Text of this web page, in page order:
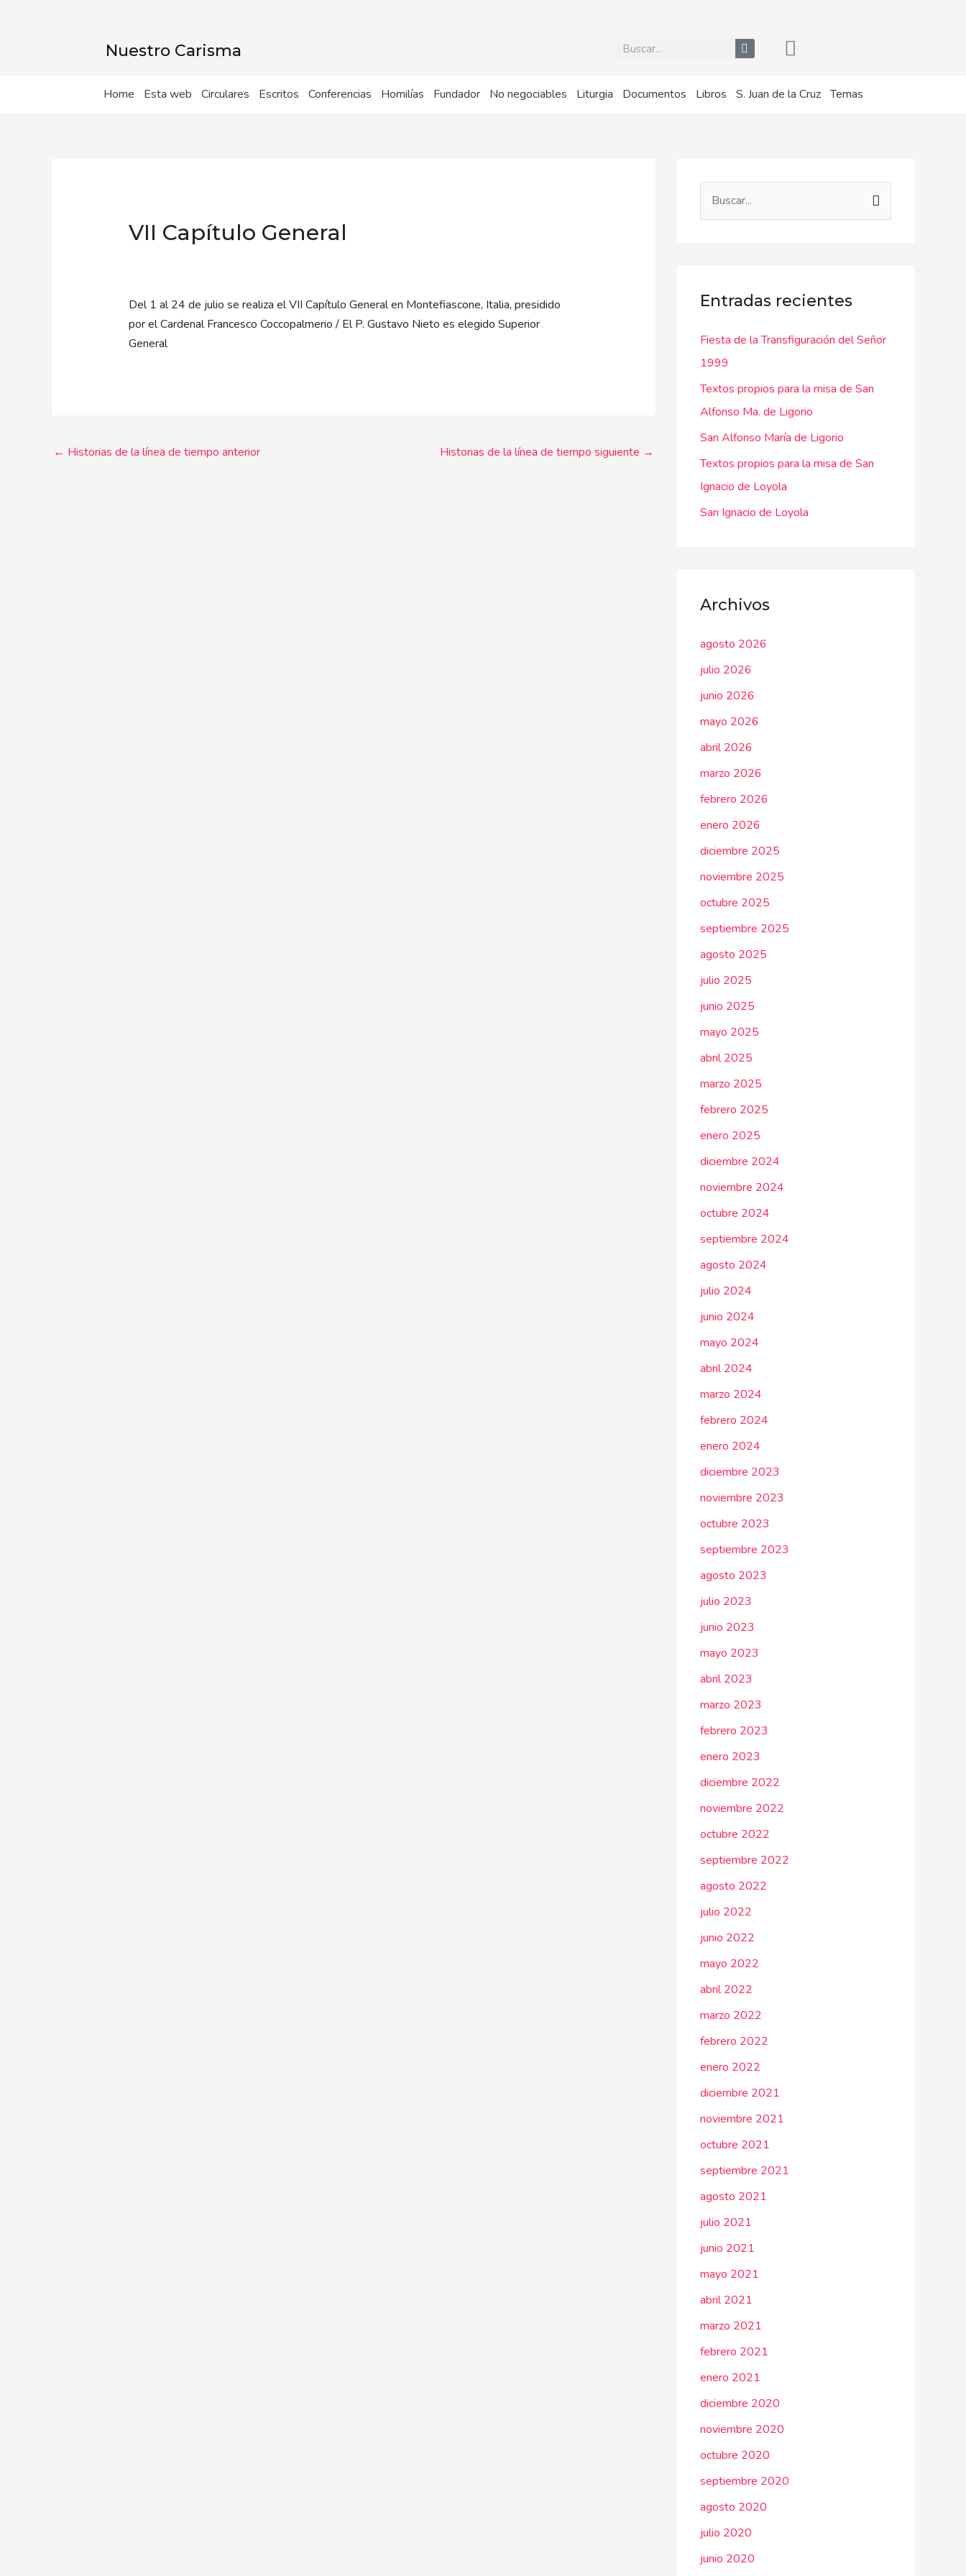
Nuestro Carisma
Home Esta web Circulares Escritos Conferencias Homilías Fundador No negociables Liturgia Documentos Libros S. Juan de la Cruz Temas
VII Capítulo General
Del 1 al 24 de julio se realiza el VII Capítulo General en Montefiascone, Italia, presidido
por el Cardenal Francesco Coccopalmerio / El P. Gustavo Nieto es elegido Superior
General
← Historias de la línea de tiempo anterior Historias de la línea de tiempo siguiente →
a
p
o
r
:
Entradas recientes
Fiesta de la Transfiguración del Señor
1999
Textos propios para la misa de San
Alfonso Ma. de Ligorio
San Alfonso María de Ligorio
Textos propios para la misa de San
Ignacio de Loyola
San Ignacio de Loyola
Archivos
agosto 2026
julio 2026
junio 2026
mayo 2026
abril 2026
marzo 2026
febrero 2026
enero 2026
diciembre 2025
noviembre 2025
octubre 2025
septiembre 2025
agosto 2025
julio 2025
junio 2025
mayo 2025
abril 2025
marzo 2025
febrero 2025
enero 2025
diciembre 2024
noviembre 2024
octubre 2024
septiembre 2024
agosto 2024
julio 2024
junio 2024
mayo 2024
abril 2024
marzo 2024
febrero 2024
enero 2024
diciembre 2023
noviembre 2023
octubre 2023
septiembre 2023
agosto 2023
julio 2023
junio 2023
mayo 2023
abril 2023
marzo 2023
febrero 2023
enero 2023
diciembre 2022
noviembre 2022
octubre 2022
septiembre 2022
agosto 2022
julio 2022
junio 2022
mayo 2022
abril 2022
marzo 2022
febrero 2022
enero 2022
diciembre 2021
noviembre 2021
octubre 2021
septiembre 2021
agosto 2021
julio 2021
junio 2021
mayo 2021
abril 2021
marzo 2021
febrero 2021
enero 2021
diciembre 2020
noviembre 2020
octubre 2020
septiembre 2020
agosto 2020
julio 2020
junio 2020